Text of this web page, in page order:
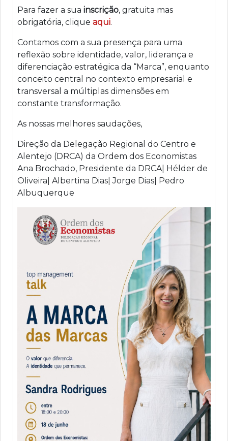
Para fazer a sua inscrição, gratuita mas
obrigatória, clique aqui.
Contamos com a sua presença para uma
reflexão sobre identidade, valor, liderança e
diferenciação estratégica da “Marca”, enquanto
conceito central no contexto empresarial e
transversal a múltiplas dimensões em
constante transformação.
As nossas melhores saudações,
Direção da Delegação Regional do Centro e
Alentejo (DRCA) da Ordem dos Economistas
Ana Brochado, Presidente da DRCA| Hélder de
Oliveira| Albertina Dias| Jorge Dias| Pedro
Albuquerque